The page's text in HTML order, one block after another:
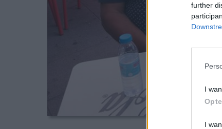
further
I
I